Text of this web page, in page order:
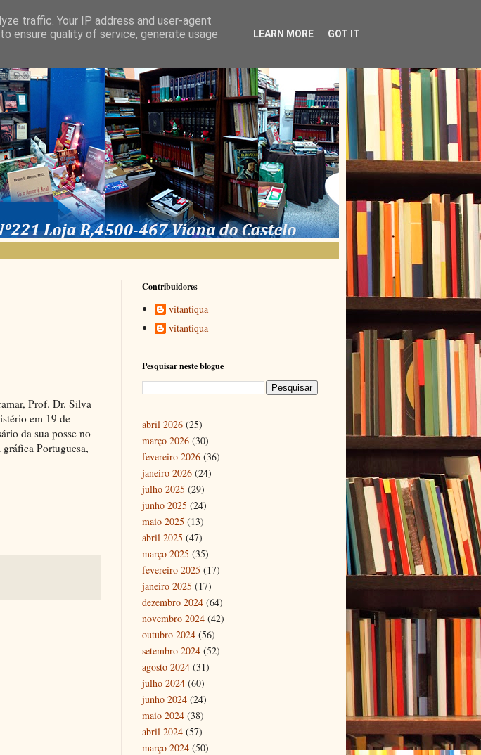
Prof. Dr. Silva
em 19 de
da sua posse no
Portuguesa,
Contribuidores
vitantiqua
vitantiqua
Pesquisar neste blogue
abril 2026 (25)
março 2026 (30)
fevereiro 2026 (36)
janeiro 2026 (24)
julho 2025 (29)
junho 2025 (24)
maio 2025 (13)
abril 2025 (47)
março 2025 (35)
fevereiro 2025 (17)
janeiro 2025 (17)
dezembro 2024 (64)
novembro 2024 (42)
outubro 2024 (56)
setembro 2024 (52)
agosto 2024 (31)
julho 2024 (60)
junho 2024 (24)
maio 2024 (38)
abril 2024 (57)
março 2024 (50)
traffic. Your IP address and user-agent
ensure quality of service, generate usage
LEARN MORE GOT IT